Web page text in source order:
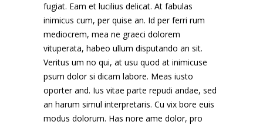
fugiat. Eam et lucilius delicat. At fabulas
inimicus cum, per quise an. Id per ferri rum
mediocrem, mea ne graeci dolorem
vituperata, habeo ullum disputando an sit.
Veritus um no qui, at usu quod at inimicuse
psum dolor si dicam labore. Meas iusto
oporter and. Ius vitae parte repudi andae, sed
an harum simul interpretaris. Cu vix bore euis
modus dolorum. Has nore ame dolor, pro